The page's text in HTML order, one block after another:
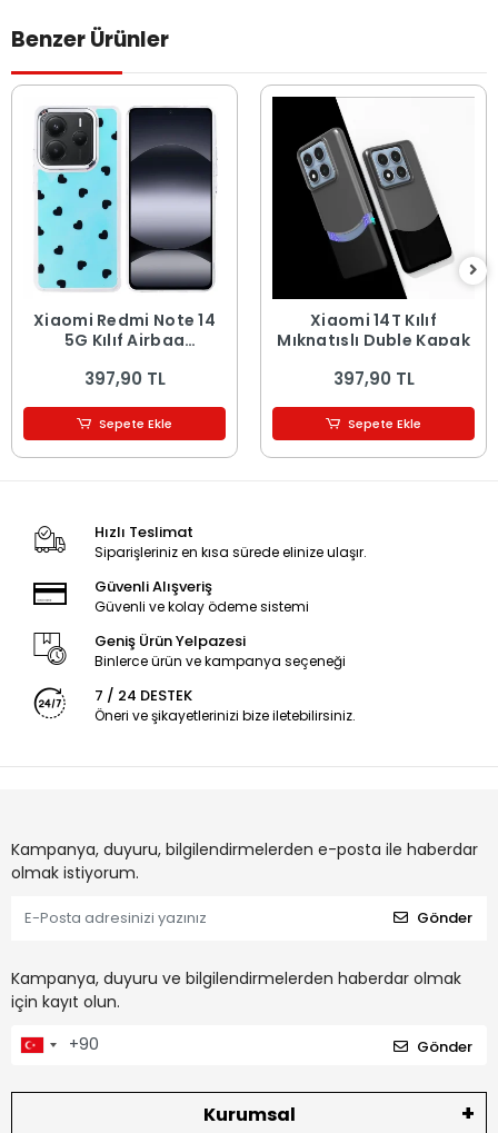
Benzer Ürünler
Xiaomi Redmi Note 14
5G Kılıf Airbag
397,90 TL
Sepete Ekle
Xiaomi 14T Kılıf
Mıknatıslı Duble Kapak
397,90 TL
Sepete Ekle
Hızlı Teslimat
Siparişleriniz en kısa sürede elinize ulaşır.
Güvenli Alışveriş
Güvenli ve kolay ödeme sistemi
Geniş Ürün Yelpazesi
Binlerce ürün ve kampanya seçeneği
7 / 24 DESTEK
Öneri ve şikayetlerinizi bize iletebilirsiniz.
Kampanya, duyuru, bilgilendirmelerden e-posta ile haberdar
olmak istiyorum.
Gönder
Kampanya, duyuru ve bilgilendirmelerden haberdar olmak
için kayıt olun.
Gönder
Kurumsal